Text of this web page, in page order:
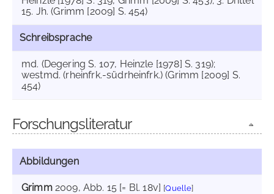
15. Jh. (Grimm [2009] S. 454)
Schreibsprache
md. (Degering S. 107, Heinzle [1978] S. 319);
westmd. (rheinfrk.-südrheinfrk.) (Grimm [2009] S.
454)
Forschungsliteratur
Abbildungen
Grimm2009, Abb. 15 [= Bl. 18v] [Quelle]